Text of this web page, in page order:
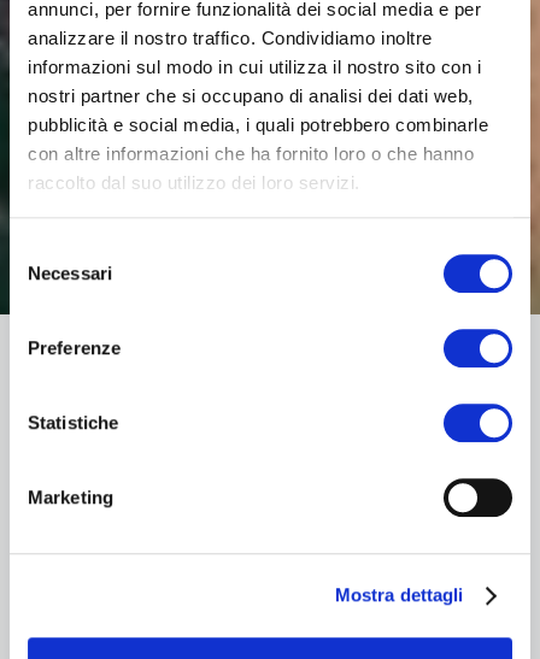
annunci, per fornire funzionalità dei social media e per
analizzare il nostro traffico. Condividiamo inoltre
informazioni sul modo in cui utilizza il nostro sito con i
nostri partner che si occupano di analisi dei dati web,
pubblicità e social media, i quali potrebbero combinarle
con altre informazioni che ha fornito loro o che hanno
raccolto dal suo utilizzo dei loro servizi.
delNecessari
Preferenze
Statistiche
Marketing
Mostra dettagli
Il 26 luglio 2022 è stato presentato il Rapporto
2022 “Consumo di suolo, dinamiche territoriali
Nazionale per la Protezione dell’Ambiente
del territorio e del consumo di suolo.
Il Rapporto, insieme alla cartografia e alle